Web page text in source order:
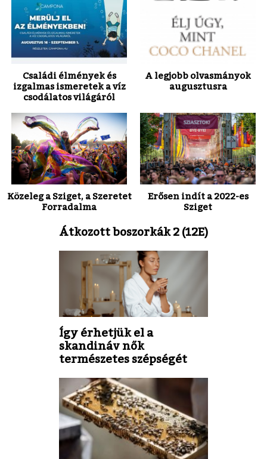
Családi élmények és
izgalmas ismeretek a víz
csodálatos világáról
A legjobb olvasmányok
augusztusra
Közeleg a Sziget, a Szeretet
Forradalma
Erősen indít a 2022-es
Sziget
Átkozott boszorkák 2 (12E)
Így érhetjük el a
skandináv nők
természetes szépségét